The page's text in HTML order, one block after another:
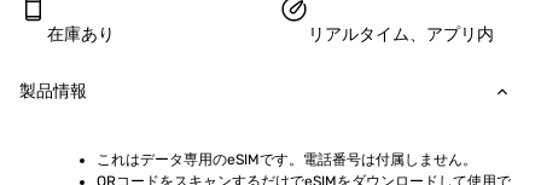
在庫あり リアルタイム、アプリ内
製品情報
これはデータ専用のeSIMです。電話番号は付属しません。
QRコードをスキャンするだけでeSIMをダウンロードして使用で